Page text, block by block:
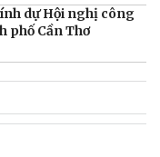
dự Hội nghị công
phố Cần Thơ